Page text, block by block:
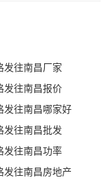
发往南昌厂家
发往南昌报价
发往南昌哪家好
发往南昌批发
发往南昌功率
发往南昌房地产